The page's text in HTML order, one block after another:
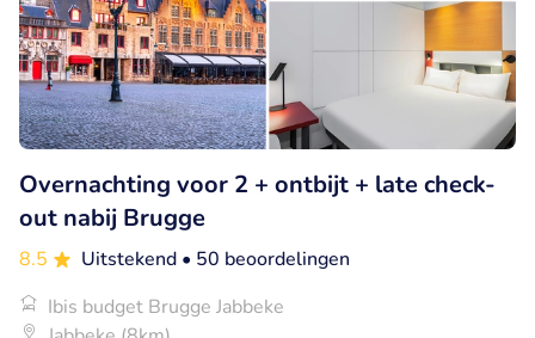
Overnachting voor 2 + ontbijt + late check-
out nabij Brugge
8.5 Uitstekend • 50 beoordelingen
Ibis budget Brugge Jabbeke